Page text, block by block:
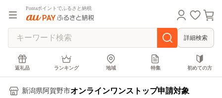
Pontaポイントでふるさと納税
詳細検索
返礼品 ランキング 地域 特集 初めての方
新潟県阿賀野市オンラインワンストップ申請対象